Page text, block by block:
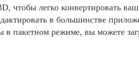
чтобы легко конвертировать
в большинстве
пакетном режиме, вы можете